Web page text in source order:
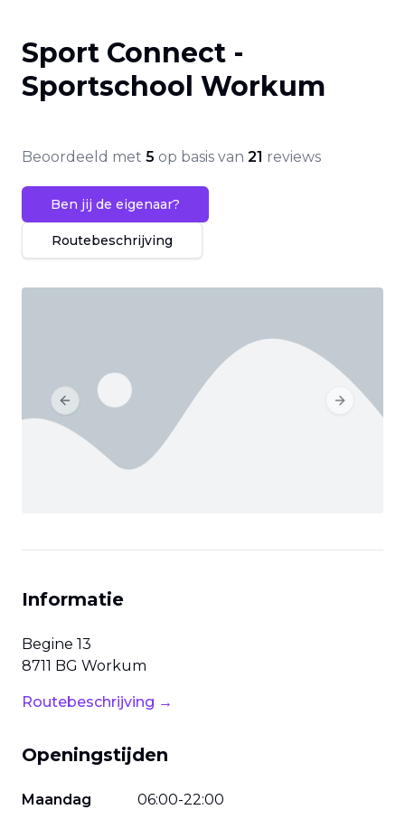
Sport Connect -
Sportschool Workum
Beoordeeld met 5 op basis van 21 reviews
Ben jij de eigenaar?
Routebeschrijving
Previous slide Next slide
Informatie
Begine 13
8711 BG Workum
Routebeschrijving →
Openingstijden
Maandag 06:00-22:00